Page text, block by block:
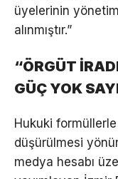
üyelerinin
alınmıştır.”
“ÖRGÜT
GÜÇ YOK
Hukuki
düşürülmesi
medya hesabı